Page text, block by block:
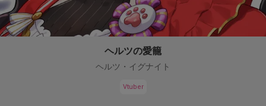
ヘルツの愛籠
ヘルツ・イグナイト
Vtuber